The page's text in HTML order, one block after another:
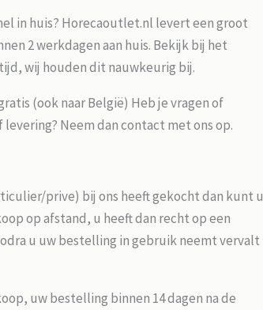
in huis? Horecaoutlet.nl levert een groot
2 werkdagen aan huis. Bekijk bij het
wij houden dit nauwkeurig bij.
(ook naar België) Heb je vragen of
Neem dan contact met ons op.
prive) bij ons heeft gekocht dan kunt u
op afstand, u heeft dan recht op een
u uw bestelling in gebruik neemt vervalt
uw bestelling binnen 14 dagen na de